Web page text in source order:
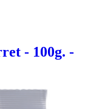
- 100g. -